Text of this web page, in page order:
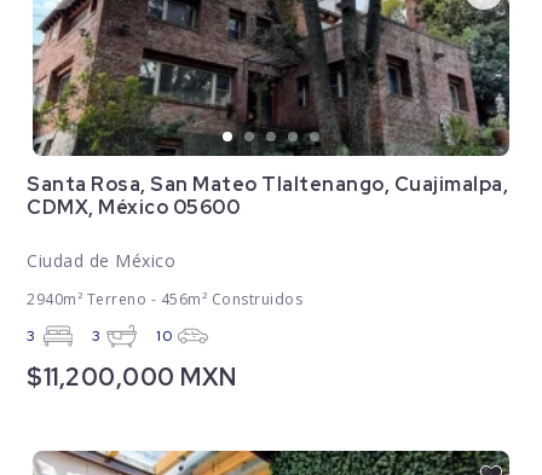
Santa Rosa, San Mateo Tlaltenango, Cuajimalpa,
CDMX, México 05600
Ciudad de México
2940m² Terreno - 456m² Construidos
3 3 10
$11,200,000 MXN